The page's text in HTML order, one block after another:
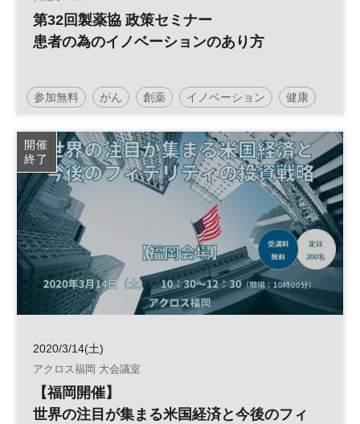
第32回製薬協 政策セミナー
患者の為のイノベーションのあり方
参加無料 がん 創薬 イノベーション 健康
開催
終了
2020/3/14(土)
アクロス福岡 大会議室
【福岡開催】
世界の注目が集まる米国経済と今後のフィ